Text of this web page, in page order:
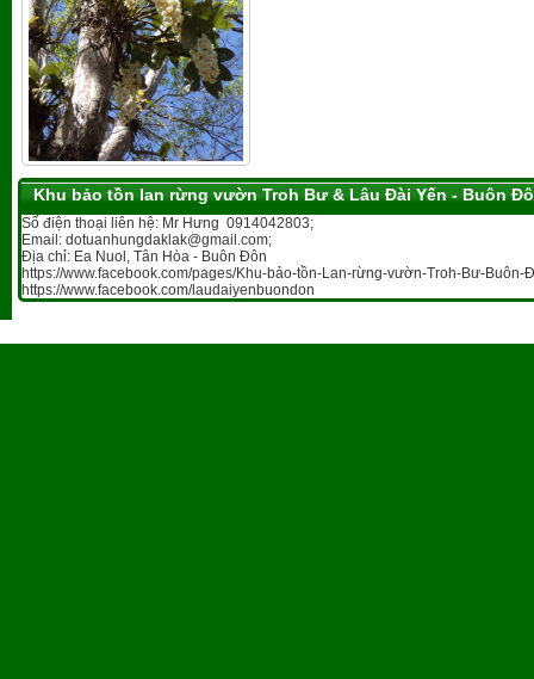
Khu bảo tồn lan rừng vườn Troh Bư & Lâu Đài Yến - Buôn
Số điện thoại liên hệ: Mr Hưng 0914042803;
Email: dotuanhungdaklak@gmail.com;
Địa chỉ: Ea Nuol, Tân Hòa - Buôn Đôn
https://www.facebook.com/pages/Khu-bảo-tồn-Lan-rừng-vườn-Troh-Bư-Buôn-
https://www.facebook.com/laudaiyenbuondon